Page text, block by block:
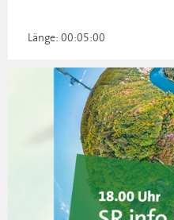
Länge: 00:05:00